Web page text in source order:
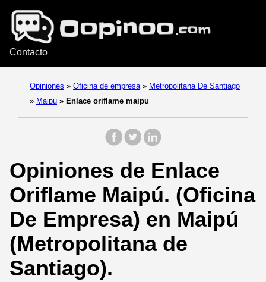
Contacto
Opiniones » Oficina de empresa » Metropolitana De Santiago
» Maipu » Enlace oriflame maipu
Opiniones de Enlace
Oriflame Maipú. (Oficina
De Empresa) en Maipú
(Metropolitana de
Santiago).